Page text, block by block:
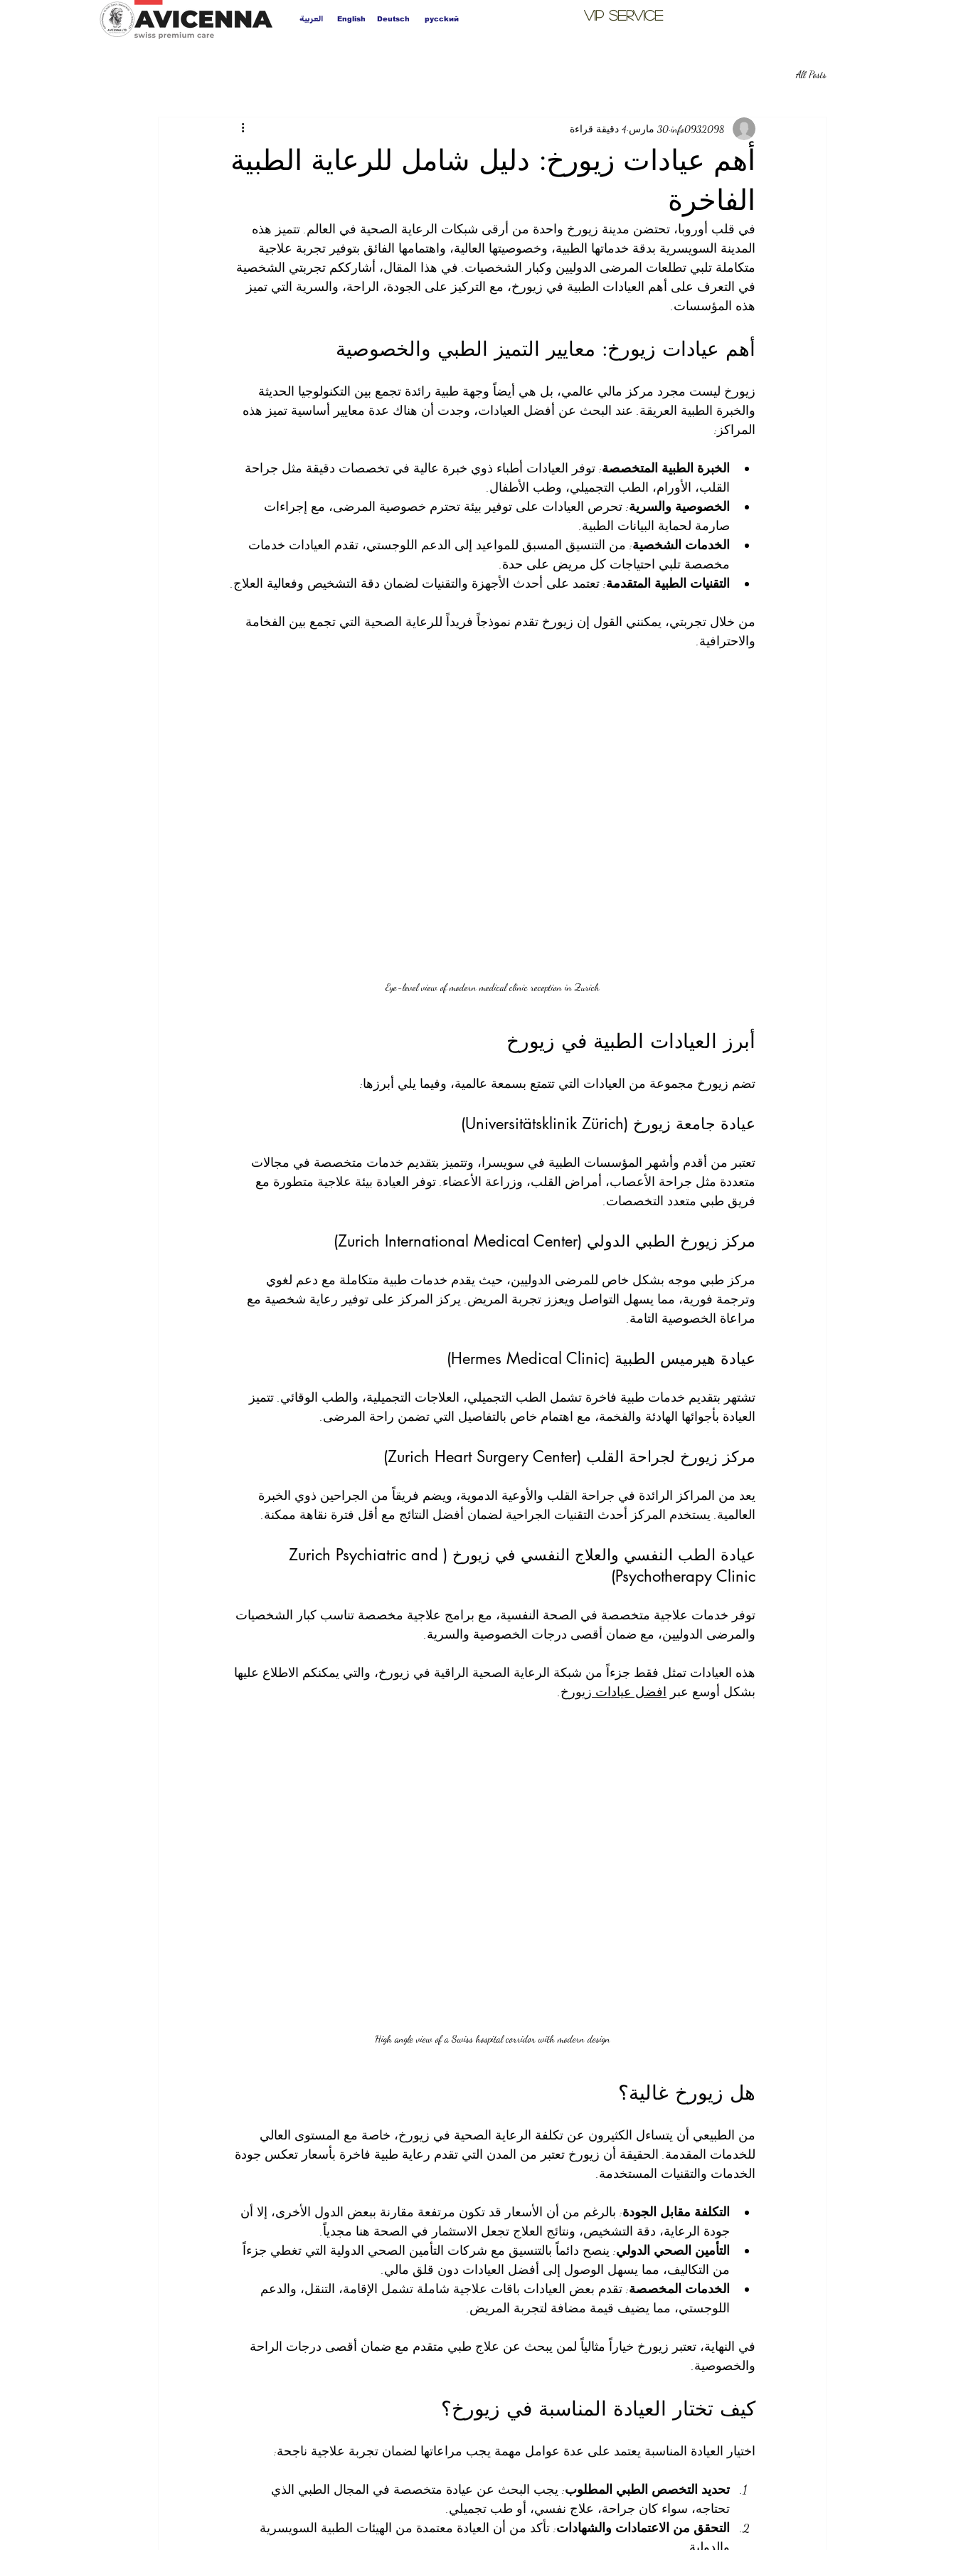
العربية English Deutsch pycckий VIP Service
All Posts
أهم عيادات زيورخ: دليل شامل للرعاية الطبية
الفاخرة
info093209830 مارس 4 دقيقة قراءة
في قلب أوروبا، تحتضن مدينة زيورخ واحدة من أرقى شبكات الرعاية الصحية في العالم. تتميز هذه
المدينة السويسرية بدقة خدماتها الطبية، وخصوصيتها العالية، واهتمامها الفائق بتوفير تجربة علاجية
متكاملة تلبي تطلعات المرضى الدوليين وكبار الشخصيات. في هذا المقال، أشارككم تجربتي الشخصية
في التعرف على أهم العيادات الطبية في زيورخ، مع التركيز على الجودة، الراحة، والسرية التي تميز
هذه المؤسسات.
أهم عيادات زيورخ: معايير التميز الطبي والخصوصية
زيورخ ليست مجرد مركز مالي عالمي، بل هي أيضاً وجهة طبية رائدة تجمع بين التكنولوجيا الحديثة
والخبرة الطبية العريقة. عند البحث عن أفضل العيادات، وجدت أن هناك عدة معايير أساسية تميز هذه
المراكز:
الخبرة الطبية المتخصصة: توفر العيادات أطباء ذوي خبرة عالية في تخصصات دقيقة مثل جراحة
القلب، الأورام، الطب التجميلي، وطب الأطفال.
الخصوصية والسرية: تحرص العيادات على توفير بيئة تحترم خصوصية المرضى، مع إجراءات
صارمة لحماية البيانات الطبية.
الخدمات الشخصية: من التنسيق المسبق للمواعيد إلى الدعم اللوجستي، تقدم العيادات خدمات
مخصصة تلبي احتياجات كل مريض على حدة.
التقنيات الطبية المتقدمة: تعتمد على أحدث الأجهزة والتقنيات لضمان دقة التشخيص وفعالية العلاج.
من خلال تجربتي، يمكنني القول إن زيورخ تقدم نموذجاً فريداً للرعاية الصحية التي تجمع بين الفخامة
والاحترافية.
Eye-level view of modern medical clinic reception in Zurich
أبرز العيادات الطبية في زيورخ
تضم زيورخ مجموعة من العيادات التي تتمتع بسمعة عالمية، وفيما يلي أبرزها:
عيادة جامعة زيورخ (Universitätsklinik Zürich)
تعتبر من أقدم وأشهر المؤسسات الطبية في سويسرا، وتتميز بتقديم خدمات متخصصة في مجالات
متعددة مثل جراحة الأعصاب، أمراض القلب، وزراعة الأعضاء. توفر العيادة بيئة علاجية متطورة مع
فريق طبي متعدد التخصصات.
مركز زيورخ الطبي الدولي (Zurich International Medical Center)
مركز طبي موجه بشكل خاص للمرضى الدوليين، حيث يقدم خدمات طبية متكاملة مع دعم لغوي
وترجمة فورية، مما يسهل التواصل ويعزز تجربة المريض. يركز المركز على توفير رعاية شخصية مع
مراعاة الخصوصية التامة.
عيادة هيرميس الطبية (Hermes Medical Clinic)
تشتهر بتقديم خدمات طبية فاخرة تشمل الطب التجميلي، العلاجات التجميلية، والطب الوقائي. تتميز
العيادة بأجوائها الهادئة والفخمة، مع اهتمام خاص بالتفاصيل التي تضمن راحة المرضى.
مركز زيورخ لجراحة القلب (Zurich Heart Surgery Center)
يعد من المراكز الرائدة في جراحة القلب والأوعية الدموية، ويضم فريقاً من الجراحين ذوي الخبرة
العالمية. يستخدم المركز أحدث التقنيات الجراحية لضمان أفضل النتائج مع أقل فترة نقاهة ممكنة.
عيادة الطب النفسي والعلاج النفسي في زيورخ (Zurich Psychiatric and
Psychotherapy Clinic)
توفر خدمات علاجية متخصصة في الصحة النفسية، مع برامج علاجية مخصصة تناسب كبار الشخصيات
والمرضى الدوليين، مع ضمان أقصى درجات الخصوصية والسرية.
هذه العيادات تمثل فقط جزءاً من شبكة الرعاية الصحية الراقية في زيورخ، والتي يمكنكم الاطلاع عليها
بشكل أوسع عبر افضل عيادات زيورخ.
High angle view of a Swiss hospital corridor with modern design
هل زيورخ غالية؟
من الطبيعي أن يتساءل الكثيرون عن تكلفة الرعاية الصحية في زيورخ، خاصة مع المستوى العالي
للخدمات المقدمة. الحقيقة أن زيورخ تعتبر من المدن التي تقدم رعاية طبية فاخرة بأسعار تعكس جودة
الخدمات والتقنيات المستخدمة.
التكلفة مقابل الجودة: بالرغم من أن الأسعار قد تكون مرتفعة مقارنة ببعض الدول الأخرى، إلا أن
جودة الرعاية، دقة التشخيص، ونتائج العلاج تجعل الاستثمار في الصحة هنا مجدياً.
التأمين الصحي الدولي: ينصح دائماً بالتنسيق مع شركات التأمين الصحي الدولية التي تغطي جزءاً
من التكاليف، مما يسهل الوصول إلى أفضل العيادات دون قلق مالي.
الخدمات المخصصة: تقدم بعض العيادات باقات علاجية شاملة تشمل الإقامة، التنقل، والدعم
اللوجستي، مما يضيف قيمة مضافة لتجربة المريض.
في النهاية، تعتبر زيورخ خياراً مثالياً لمن يبحث عن علاج طبي متقدم مع ضمان أقصى درجات الراحة
والخصوصية.
كيف تختار العيادة المناسبة في زيورخ؟
اختيار العيادة المناسبة يعتمد على عدة عوامل مهمة يجب مراعاتها لضمان تجربة علاجية ناجحة:
تحديد التخصص الطبي المطلوب: يجب البحث عن عيادة متخصصة في المجال الطبي الذي
تحتاجه، سواء كان جراحة، علاج نفسي، أو طب تجميلي.
التحقق من الاعتمادات والشهادات: تأكد من أن العيادة معتمدة من الهيئات الطبية السويسرية
والدولية.